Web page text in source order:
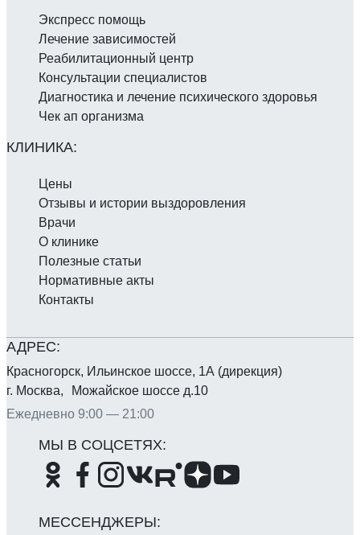
Красногорск, Ильинское шоссе, 1А (дирекция)
г. Москва, Можайское шоссе д.10
Ежедневно 9:00 — 21:00
Экспресс помощь
Лечение зависимостей
Реабилитаци­онный центр
Консультации специалистов
Диагностика и лечение психического здоровья
Чек ап организма
Цены
Отзывы и истории выздоровления
Врачи
О клинике
Полезные статьи
Нормативные акты
Контакты